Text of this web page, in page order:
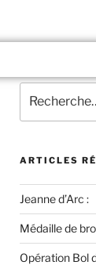
ARTICLES
Jeanne d’Arc :
Médaille de
Opération Bol